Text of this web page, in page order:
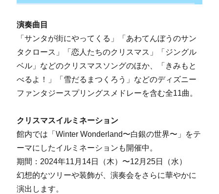
演奏曲目
「サンタが街にやってくる」「あわてんぼうのサン
タクロース」「恋人たちのクリスマス」「ジングル
ベル」などのクリスマスソングのほか、「きみもと
べるよ！」「雪だるまつくろう」などのディズニー
ファンタジースプリングスメドレーを含む全11曲。
クリスマスイルミネーション
館内では「Winter Wonderland〜白銀の世界〜」をテ
ーマにしたイルミネーションも開催中。
期間：2024年11月14日（木）〜12月25日（水）
幻想的なツリーや装飾が、演奏会をさらに華やかに
演出します。